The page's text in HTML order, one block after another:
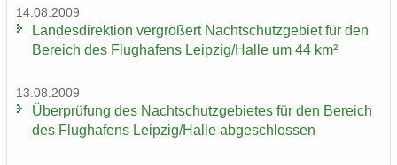
14.08.2009
Lan­des­di­rek­ti­on ver­grö­ßert Nacht­schutz­ge­biet für den
Be­reich des Flug­ha­fens Leip­zig/Halle um 44 km²
13.08.2009
Über­prü­fung des Nacht­schutz­ge­bie­tes für den Be­reich
des Flug­ha­fens Leip­zig/Halle ab­ge­schlos­sen